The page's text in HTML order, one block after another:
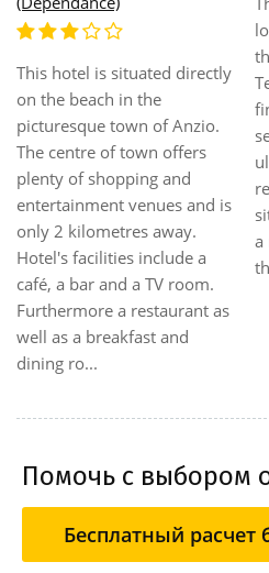
Ladispoli, a few kilometres
from Rome's centre. Vatican
City can be reached by car in
about 25 minutes when
travelling on the motorway
(A 12). There is a bus station
about 300 m away and a
train station about 1 km
away. Fiumicino Airport is
approximately 32 km from
the hot...
Помочь с выбором
Бесплатный расчет